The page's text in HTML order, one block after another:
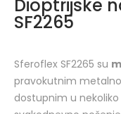
Dioptrijske
SF2265
Sferoflex SF2265 su
pravokutnim
dostupnim u